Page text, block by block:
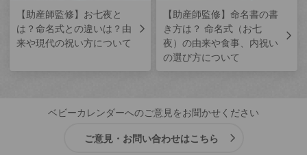
【助産師監修】お七夜と
は？命名式との違いは？由
来や現代の祝い方について
【助産師監修】命名書の書
き方は？ 命名式（お七
夜）の由来や食事、内祝い
の選び方について
ベビーカレンダーへのご意見をお聞かせください
ご意見・お問い合わせはこちら